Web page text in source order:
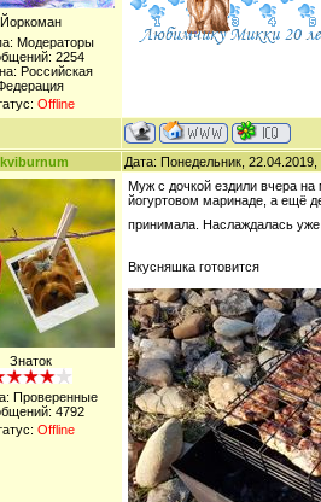
Йоркоман
Модераторы
2254
Российская
Offline
Дата: Понедельник,
Знаток
Проверенные
4792
Offline
Муж с дочкой ездили вчера
йогуртовом маринаде, а ещё
принимала. Наслаждалась
Вкусняшка готовится